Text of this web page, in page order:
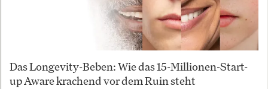
Das Longevity-Beben: Wie das 15-Millionen-Start-
up Aware krachend vor dem Ruin steht